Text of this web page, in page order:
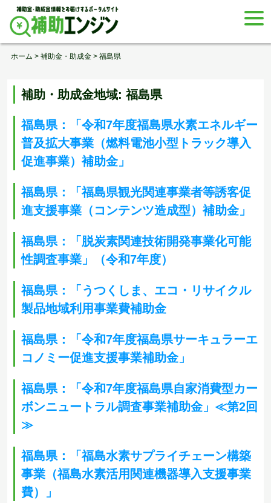
Skip
content
ホーム > 補助金・助成金 > 福島県
補助・助成金地域:福島県
福島県：「令和7年度福島県水素エネルギー
普及拡大事業（燃料電池小型トラック導入
促進事業）補助金」
福島県：「福島県観光関連事業者等誘客促
進支援事業（コンテンツ造成型）補助金」
福島県：「脱炭素関連技術開発事業化可能
性調査事業」（令和7年度）
福島県：「うつくしま、エコ・リサイクル
製品地域利用事業費補助金
福島県：「令和7年度福島県サーキュラーエ
コノミー促進支援事業補助金」
福島県：「令和7年度福島県自家消費型カー
ボンニュートラル調査事業補助金」≪第2回
≫
福島県：「福島水素サプライチェーン構築
事業（福島水素活用関連機器導入支援事業
費）」